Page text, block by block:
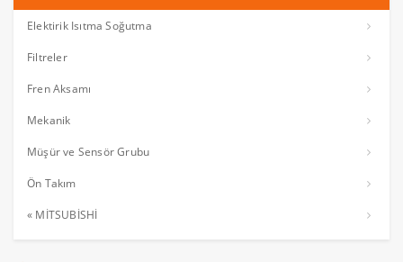
Elektirik Isıtma Soğutma
Filtreler
Fren Aksamı
Mekanik
Müşür ve Sensör Grubu
Ön Takım
« MİTSUBİSHİ